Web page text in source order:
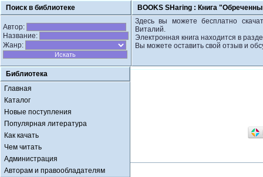
Поиск в библиотеке BOOKS SHaring : Книга
Автор:
Название:
Жанр:
Здесь вы можете бесплатно
Виталий.
Электронная книга находится в
Вы можете оставить свой отзыв и
Библиотека
Главная
Каталог
Новые поступления
Популярная литература
Как качать
Чем читать
Администрация
Авторам и правообладателям